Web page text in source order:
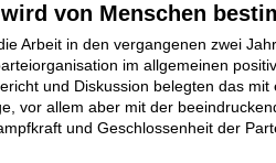
von Menschen
Arbeit in den vergangenen zwei
im allgemeinen
und Diskussion belegten das mit
vor allem aber mit der
und Geschlossenheit der